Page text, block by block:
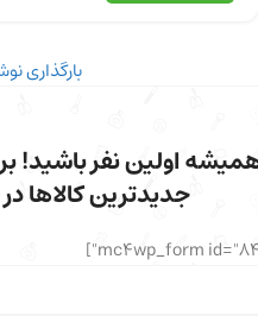
بارگذاری
اولین نفر باشید!
جدیدترین کالاها